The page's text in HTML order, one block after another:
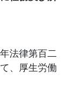
法律第百二
、厚生労働